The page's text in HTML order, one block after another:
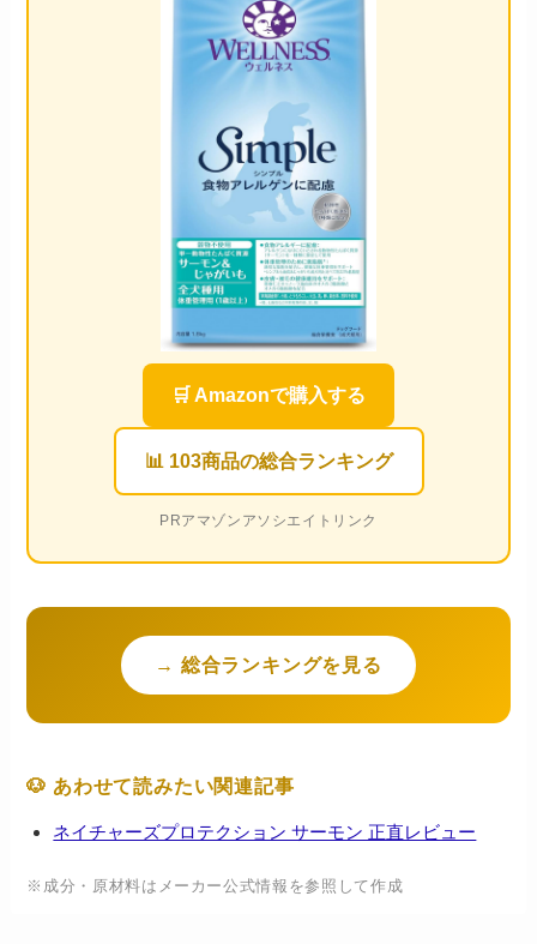
🛒 Amazonで購入する
📊 103商品の総合ランキング
PRアマゾンアソシエイトリンク
→ 総合ランキングを見る
🐶 あわせて読みたい関連記事
ネイチャーズプロテクション サーモン 正直レビュー
※成分・原材料はメーカー公式情報を参照して作成